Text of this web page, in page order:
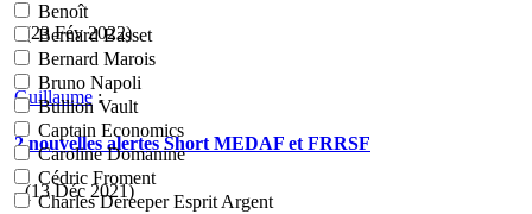
Benoît
Bernard Basset
Bernard Marois
Bruno Napoli
Bullion Vault
Captain Economics
Caroline Domanine
Cédric Froment
Charles Dereeper Esprit Argent
- (23 Fév 2022)
Guillaume :
2 nouvelles alertes Short MEDAF et FRRSF
- (13 Déc 2021)